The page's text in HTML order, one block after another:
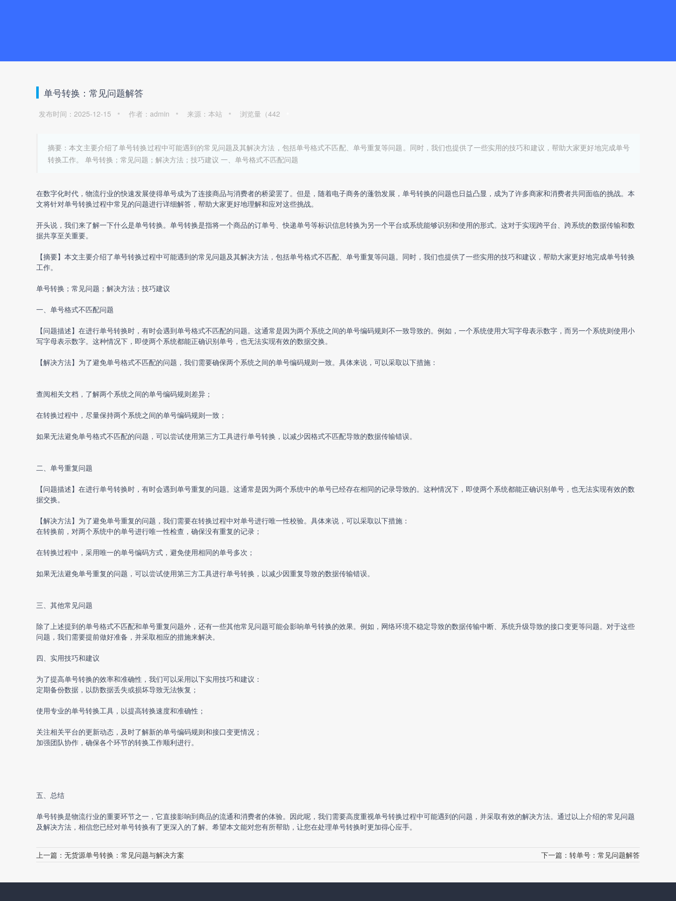
单号转换：常见问题解答
发布时间：2025-12-15 作者：admin 来源：本站 浏览量（442
摘要：本文主要介绍了单号转换过程中可能遇到的常见问题及其解决方法，包括单号格式不匹配、单号重复等问题。同时，我们也提供了一些实用的技巧和建议，帮助大家更好地完成单号
转换工作。 单号转换；常见问题；解决方法；技巧建议 一、单号格式不匹配问题
在数字化时代，物流行业的快速发展使得单号成为了连接商品与消费者的桥梁罢了。但是，随着电子商务的蓬勃发展，单号转换的问题也日益凸显，成为了许多商家和消费者共同面临的挑战。本
文将针对单号转换过程中常见的问题进行详细解答，帮助大家更好地理解和应对这些挑战。
开头说，我们来了解一下什么是单号转换。单号转换是指将一个商品的订单号、快递单号等标识信息转换为另一个平台或系统能够识别和使用的形式。这对于实现跨平台、跨系统的数据传输和数
据共享至关重要。
【摘要】本文主要介绍了单号转换过程中可能遇到的常见问题及其解决方法，包括单号格式不匹配、单号重复等问题。同时，我们也提供了一些实用的技巧和建议，帮助大家更好地完成单号转换
工作。
单号转换；常见问题；解决方法；技巧建议
一、单号格式不匹配问题
【问题描述】在进行单号转换时，有时会遇到单号格式不匹配的问题。这通常是因为两个系统之间的单号编码规则不一致导致的。例如，一个系统使用大写字母表示数字，而另一个系统则使用小
写字母表示数字。这种情况下，即使两个系统都能正确识别单号，也无法实现有效的数据交换。
【解决方法】为了避免单号格式不匹配的问题，我们需要确保两个系统之间的单号编码规则一致。具体来说，可以采取以下措施：
查阅相关文档，了解两个系统之间的单号编码规则差异；
在转换过程中，尽量保持两个系统之间的单号编码规则一致；
如果无法避免单号格式不匹配的问题，可以尝试使用第三方工具进行单号转换，以减少因格式不匹配导致的数据传输错误。
二、单号重复问题
【问题描述】在进行单号转换时，有时会遇到单号重复的问题。这通常是因为两个系统中的单号已经存在相同的记录导致的。这种情况下，即使两个系统都能正确识别单号，也无法实现有效的数
据交换。
【解决方法】为了避免单号重复的问题，我们需要在转换过程中对单号进行唯一性校验。具体来说，可以采取以下措施：
在转换前，对两个系统中的单号进行唯一性检查，确保没有重复的记录；
在转换过程中，采用唯一的单号编码方式，避免使用相同的单号多次；
如果无法避免单号重复的问题，可以尝试使用第三方工具进行单号转换，以减少因重复导致的数据传输错误。
三、其他常见问题
除了上述提到的单号格式不匹配和单号重复问题外，还有一些其他常见问题可能会影响单号转换的效果。例如，网络环境不稳定导致的数据传输中断、系统升级导致的接口变更等问题。对于这些
问题，我们需要提前做好准备，并采取相应的措施来解决。
四、实用技巧和建议
为了提高单号转换的效率和准确性，我们可以采用以下实用技巧和建议：
定期备份数据，以防数据丢失或损坏导致无法恢复；
使用专业的单号转换工具，以提高转换速度和准确性；
关注相关平台的更新动态，及时了解新的单号编码规则和接口变更情况；
加强团队协作，确保各个环节的转换工作顺利进行。
五、总结
单号转换是物流行业的重要环节之一，它直接影响到商品的流通和消费者的体验。因此呢，我们需要高度重视单号转换过程中可能遇到的问题，并采取有效的解决方法。通过以上介绍的常见问题
及解决方法，相信您已经对单号转换有了更深入的了解。希望本文能对您有所帮助，让您在处理单号转换时更加得心应手。
上一篇： 无货源单号转换：常见问题与解决方案 下一篇： 转单号：常见问题解答